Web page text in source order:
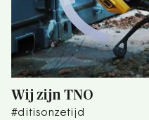
Wij zijn TNO
#ditisonzetijd